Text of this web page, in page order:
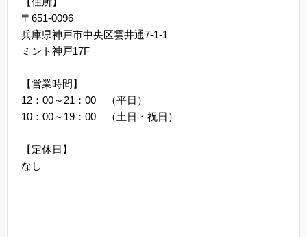
〒651-0096
兵庫県神戸市中央区雲井通7-1-1
ミント神戸17F
【営業時間】
12：00～21：00 （平日）
10：00～19：00 （土日・祝日）
【定休日】
なし